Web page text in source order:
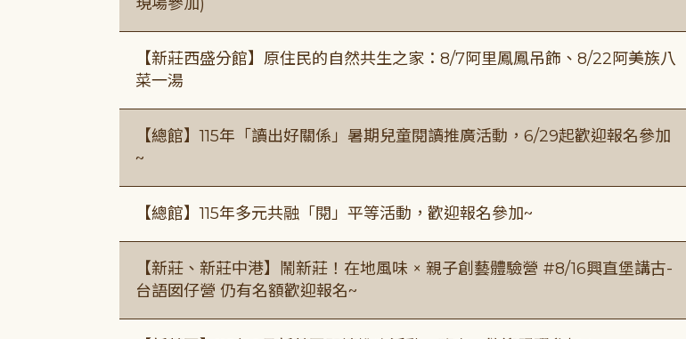
【新莊西盛分館】原住民的自然共生之家：8/7阿里鳳鳳吊飾、8/22阿美族八
菜一湯
【總館】115年「讀出好關係」暑期兒童閱讀推廣活動，6/29起歡迎報名參加
~
【總館】115年多元共融「閱」平等活動，歡迎報名參加~
【新莊、新莊中港】鬧新莊！在地風味 × 親子創藝體驗營 #8/16興直堡講古-
台語囡仔營 仍有名額歡迎報名~